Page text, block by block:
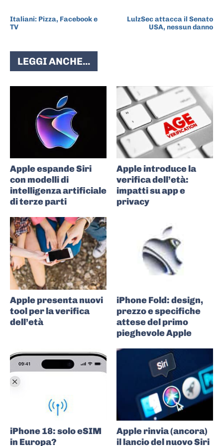
Italiani: Pizza, Facebook e
TV
LulzSec attacca il Senato
USA, nessun danno
LEGGI ANCHE...
Apple espande Siri
con modelli di
intelligenza artificiale
di terze parti
Apple introduce la
verifica dell’età:
impatti su app e
privacy
Apple presenta nuovi
tool per la verifica
dell’età
iPhone Fold: design,
prezzo e specifiche
attese del primo
pieghevole Apple
iPhone 18: solo eSIM
in Europa?
Apple rinvia (ancora)
il lancio del nuovo Siri